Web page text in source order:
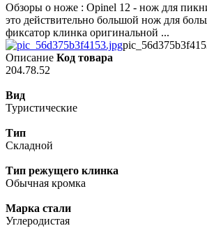
Обзоры о ноже : Opinel 12 - нож для
это действительно большой нож для
фиксатор клинка оригинальной ...
Описание Код товара
204.78.52
Вид
Туристические
Тип
Складной
Тип режущего клинка
Обычная кромка
Марка стали
Углеродистая